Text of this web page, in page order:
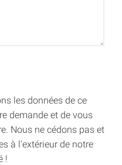
les données de ce
demande et de vous
Nous ne cédons pas et
à l'extérieur de notre
!